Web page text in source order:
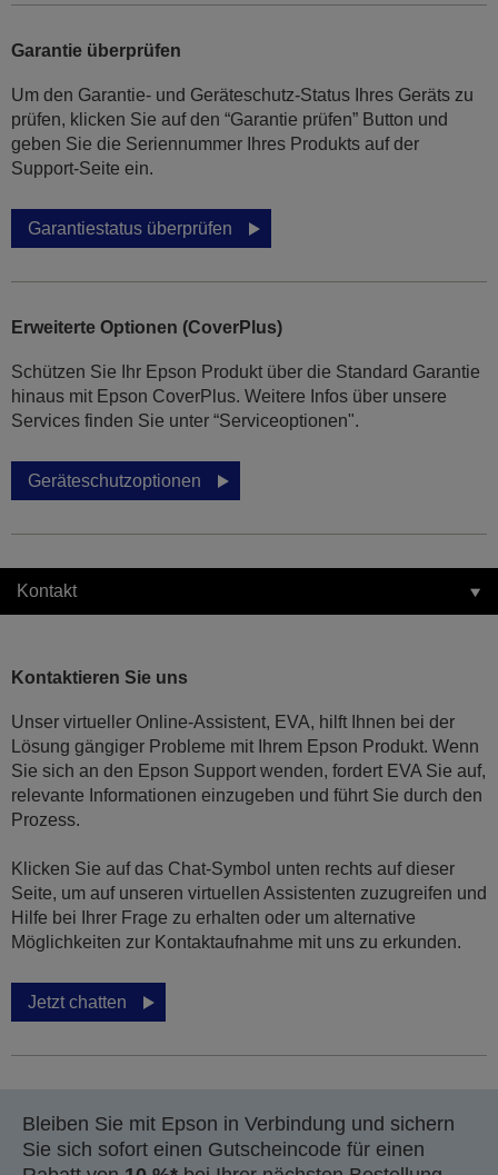
Garantie überprüfen
Um den Garantie- und Geräteschutz-Status Ihres Geräts zu
prüfen, klicken Sie auf den “Garantie prüfen” Button und
geben Sie die Seriennummer Ihres Produkts auf der
Support-Seite ein.
Garantiestatus überprüfen
Erweiterte Optionen (CoverPlus)
Schützen Sie Ihr Epson Produkt über die Standard Garantie
hinaus mit Epson CoverPlus. Weitere Infos über unsere
Services finden Sie unter “Serviceoptionen".
Geräteschutzoptionen
Kontakt
Kontaktieren Sie uns
Unser virtueller Online-Assistent, EVA, hilft Ihnen bei der
Lösung gängiger Probleme mit Ihrem Epson Produkt. Wenn
Sie sich an den Epson Support wenden, fordert EVA Sie auf,
relevante Informationen einzugeben und führt Sie durch den
Prozess.
Klicken Sie auf das Chat-Symbol unten rechts auf dieser
Seite, um auf unseren virtuellen Assistenten zuzugreifen und
Hilfe bei Ihrer Frage zu erhalten oder um alternative
Möglichkeiten zur Kontaktaufnahme mit uns zu erkunden.
Jetzt chatten
Bleiben Sie mit Epson in Verbindung und sichern
Sie sich sofort einen Gutscheincode für einen